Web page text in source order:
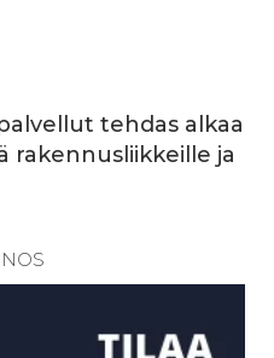
tehdas alkaa
rakennusliikkeille ja